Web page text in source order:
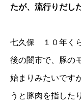
たが、流行りだし
七久保 １０年く
後の闇市で、豚の
始まりみたいです
うと豚肉を指した